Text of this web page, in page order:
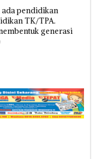
pendidikan
TK/TPA.
generasi